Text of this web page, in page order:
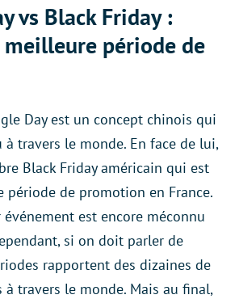
vs Black Friday :
période de
Day est un concept chinois qui
à travers le monde. En face de lui,
Black Friday américain qui est
période de promotion en France.
est encore méconnu
si on doit parler de
rapportent des dizaines de
travers le monde. Mais au final,